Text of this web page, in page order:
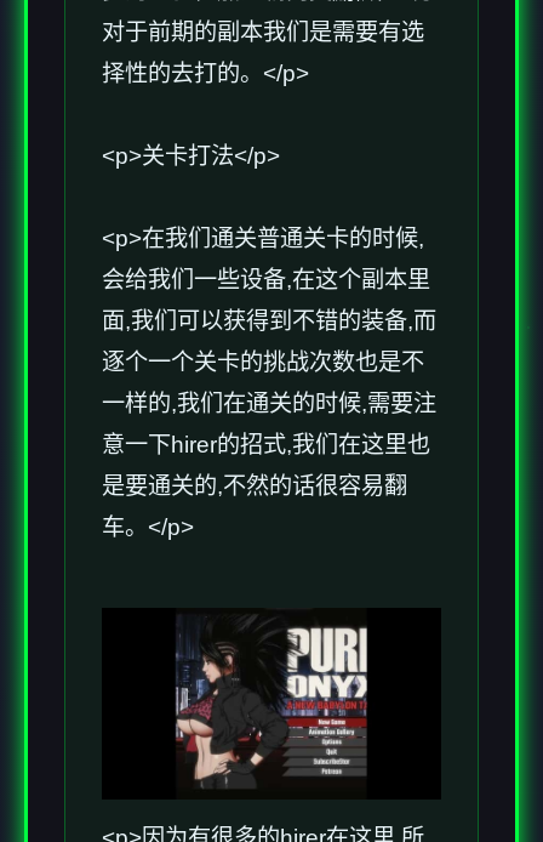
对于前期的副本我们是需要有选
择性的去打的。</p>
<p>关卡打法</p>
<p>在我们通关普通关卡的时候,
会给我们一些设备,在这个副本里
面,我们可以获得到不错的装备,而
逐个一个关卡的挑战次数也是不
一样的,我们在通关的时候,需要注
意一下hirer的招式,我们在这里也
是要通关的,不然的话很容易翻
车。</p>